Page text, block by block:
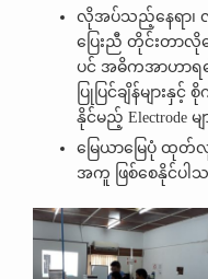
လိုအပ်သည့်နေရာ၊
ပြေးညီ တိုင်းတာလို
ပင် အဓိကအာဟာရဓ
ပြုပြင်ချိန်များနှ
နိုင်မည့် Electrode
မြေယာမြေပုံ ထုတ်
အကူ ဖြစ်စေနိုင်ပါ